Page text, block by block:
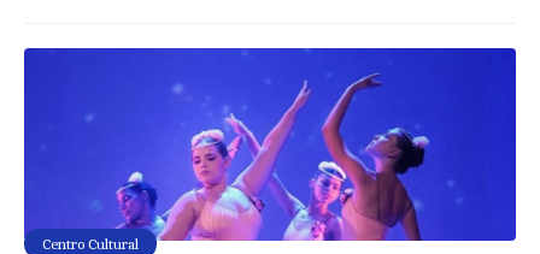
Centro Cultural